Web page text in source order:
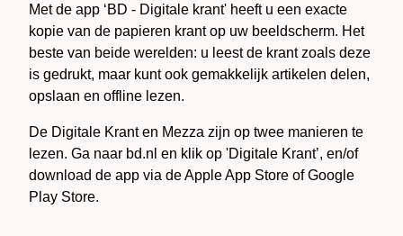
Met de app ‘BD - Digitale krant' heeft u een exacte
kopie van de papieren krant op uw beeldscherm. Het
beste van beide werelden: u leest de krant zoals deze
is gedrukt, maar kunt ook gemakkelijk artikelen delen,
opslaan en offline lezen.
De Digitale Krant en Mezza zijn op twee manieren te
lezen. Ga naar bd.nl en klik op 'Digitale Krant’, en/of
download de app via de Apple App Store of Google
Play Store.